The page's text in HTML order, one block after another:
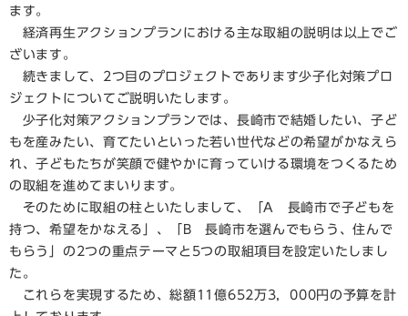
ます。
経済再生アクションプランにおける主な取組の説明は以上でご
ざいます。
続きまして、2つ目のプロジェクトであります少子化対策プロ
ジェクトについてご説明いたします。
少子化対策アクションプランでは、長崎市で結婚したい、子ど
もを産みたい、育てたいといった若い世代などの希望がかなえら
れ、子どもたちが笑顔で健やかに育っていける環境をつくるため
の取組を進めてまいります。
そのために取組の柱といたしまして、「A 長崎市で子どもを
持つ、希望をかなえる」、「B 長崎市を選んでもらう、住んで
もらう」の2つの重点テーマと5つの取組項目を設定いたしまし
た。
これらを実現するため、総額11億652万3，000円の予算を計